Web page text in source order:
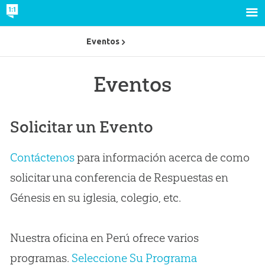
Eventos
Solicitar un Evento
Contáctenospara información acerca de como
solicitar una conferencia de Respuestas en
Génesis en su iglesia, colegio, etc.
Nuestra oficina en Perú ofrece varios
programas. Seleccione Su Programa
Eventos